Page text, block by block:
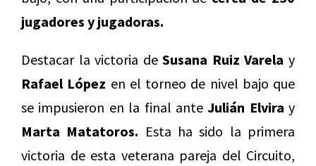
jugadores y jugadoras.
Destacar la victoria deSusana Ruiz Varela y
Rafael López en el torneo de nivel bajo que
se impusieron en la final anteJulián Elvira y
Marta Matatoros. Esta ha sido la primera
victoria de esta veterana pareja del Circuito,